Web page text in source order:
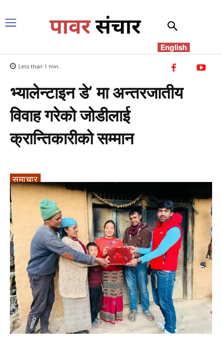
English
Less than 1 min.
भ्यालेन्टाइन डे’ मा अन्तरजातीय
विवाह गरेको जोडीलाई
क्रान्तिकारीको सम्मान
समाचार